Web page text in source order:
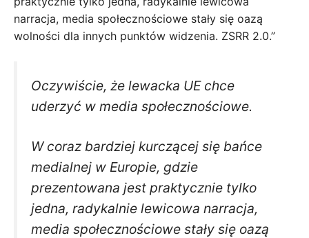
narracja, media społecznościowe stały się oazą
wolności dla innych punktów widzenia. ZSRR 2.0.”
Oczywiście, że lewacka UE chce
uderzyć w media społecznościowe.
W coraz bardziej kurczącej się bańce
medialnej w Europie, gdzie
prezentowana jest praktycznie tylko
jedna, radykalnie lewicowa narracja,
media społecznościowe stały się oazą